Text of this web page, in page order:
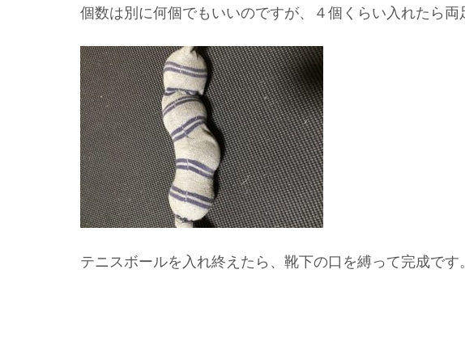
個数は別に何個でもいいのですが、４個くらい入れたら
テニスボールを入れ終えたら、靴下の口を縛って完成です。